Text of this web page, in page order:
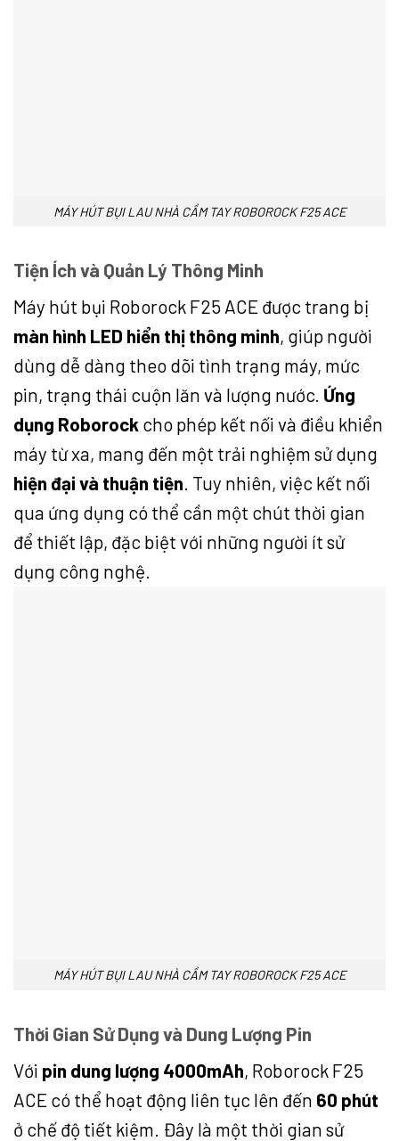
MÁY HÚT BỤI LAU NHÀ CẦM TAY ROBOROCK F25 ACE
Tiện Ích và Quản Lý Thông Minh
Máy hút bụi Roborock F25 ACE được trang bị
màn hình LED hiển thị thông minh, giúp người
dùng dễ dàng theo dõi tình trạng máy, mức
pin, trạng thái cuộn lăn và lượng nước. Ứng
dụng Roborock cho phép kết nối và điều khiển
máy từ xa, mang đến một trải nghiệm sử dụng
hiện đại và thuận tiện. Tuy nhiên, việc kết nối
qua ứng dụng có thể cần một chút thời gian
để thiết lập, đặc biệt với những người ít sử
dụng công nghệ.
MÁY HÚT BỤI LAU NHÀ CẦM TAY ROBOROCK F25 ACE
Thời Gian Sử Dụng và Dung Lượng Pin
Với pin dung lượng 4000mAh, Roborock F25
ACE có thể hoạt động liên tục lên đến 60 phút
ở chế độ tiết kiệm. Đây là một thời gian sử